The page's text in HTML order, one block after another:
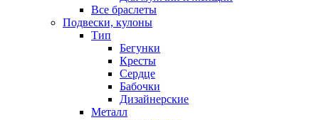
Все браслеты
Подвески, кулоны
Тип
Бегунки
Кресты
Сердце
Бабочки
Дизайнерские
Металл